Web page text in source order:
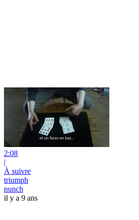
2:08
|
À suivre
triumph
nunch
il y a 9 ans